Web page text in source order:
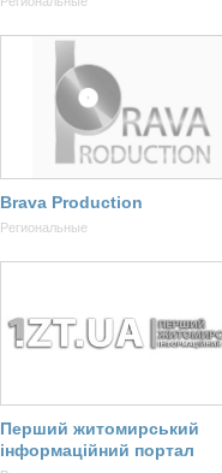
Brava Production
Региональные
Перший житомирський
інформаційний портал